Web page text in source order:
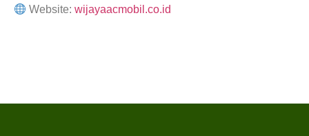
Website:wijayaacmobil.co.id